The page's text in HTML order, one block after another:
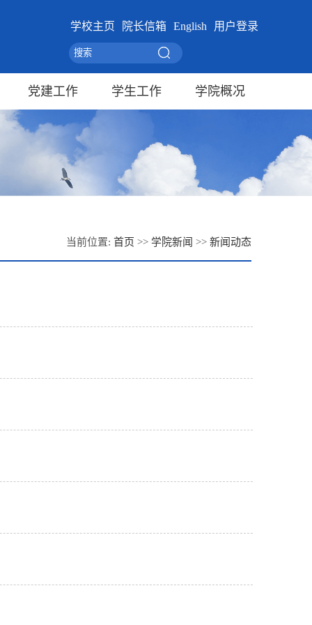
学校主页 院长信箱 English 用户登录
党建工作 学生工作 学院概况
当前位置: 首页 >> 学院新闻 >> 新闻动态